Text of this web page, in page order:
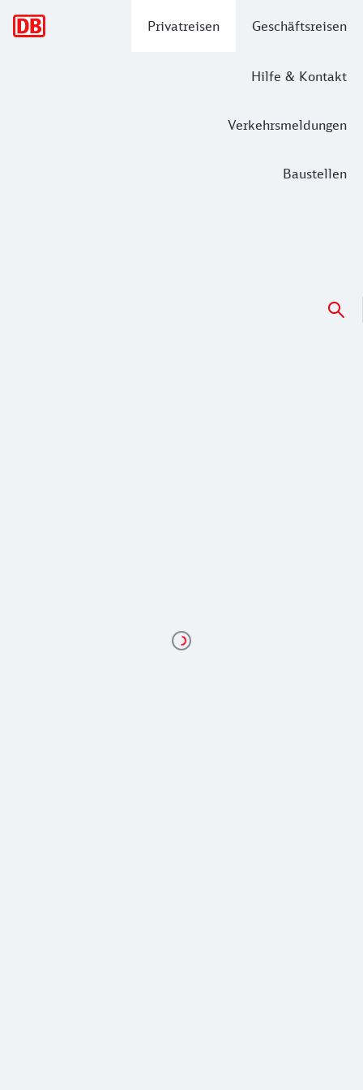
Privatreisen Geschäftsreisen
Hilfe & Kontakt
Verkehrsmeldungen
Baustellen